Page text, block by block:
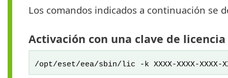
Los comandos indicados a continuación
Activación con una clave de licencia
/opt/eset/eea/sbin/lic -k XXXX-XXXX-XXXX-